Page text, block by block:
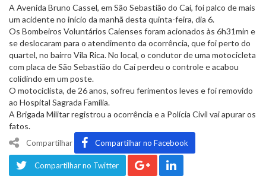
A Avenida Bruno Cassel, em São Sebastião do Caí, foi palco de mais
um acidente no início da manhã desta quinta-feira, dia 6.
Os Bombeiros Voluntários Caienses foram acionados às 6h31min e
se deslocaram para o atendimento da ocorrência, que foi perto do
quartel, no bairro Vila Rica. No local, o condutor de uma motocicleta
com placa de São Sebastião do Caí perdeu o controle e acabou
colidindo em um poste.
O motociclista, de 26 anos, sofreu ferimentos leves e foi removido
ao Hospital Sagrada Família.
A Brigada Militar registrou a ocorrência e a Polícia Civil vai apurar os
fatos.
Compartilhar Compartilhar no Facebook
Compartilhar no Twitter